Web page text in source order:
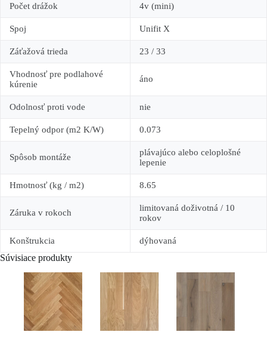
Počet drážok 4v (mini)
Spoj Unifit X
Záťažová trieda 23 / 33
Vhodnosť pre podlahové
kúrenie
áno
Odolnosť proti vode nie
Tepelný odpor (m2 K/W) 0.073
Spôsob montáže
plávajúco alebo celoplošné
lepenie
Hmotnosť (kg / m2) 8.65
Záruka v rokoch
limitovaná doživotná / 10
rokov
Konštrukcia dýhovaná
Súvisiace produkty